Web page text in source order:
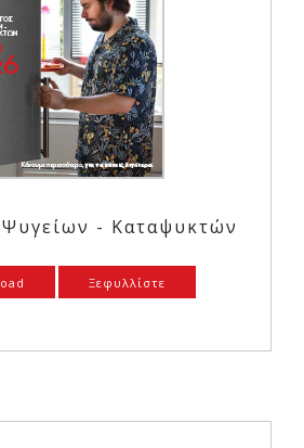
- Καταψυκτών
Ξεφυλλίστε